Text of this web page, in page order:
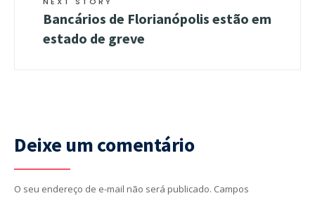
Bancários de Florianópolis estão em
estado de greve
Deixe um comentário
O seu endereço de e-mail não será publicado. Campos